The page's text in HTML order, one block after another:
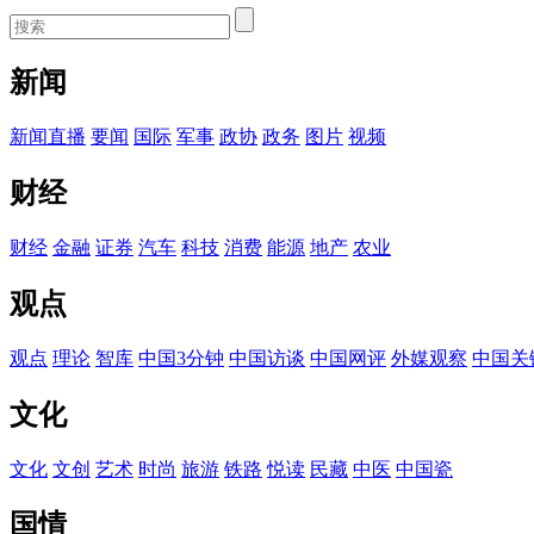
新闻
新闻直播 要闻 国际 军事 政协 政务 图片 视频
财经
财经 金融 证券 汽车 科技 消费 能源 地产 农业
观点
观点 理论 智库 中国3分钟 中国访谈 中国网评 外媒观察 中国关
文化
文化 文创 艺术 时尚 旅游 铁路 悦读 民藏 中医 中国瓷
国情